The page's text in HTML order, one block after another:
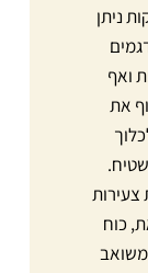
ניתן
מגיע ל־60 דקות ואף
את
כוח